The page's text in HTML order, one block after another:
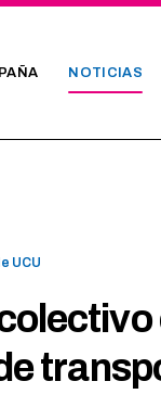
NOTICIAS
UCU